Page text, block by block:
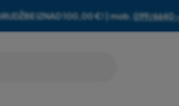
IZNAD 100,00 €! | mob. 099/